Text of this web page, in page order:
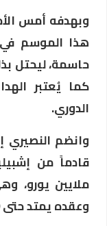
حاسمة، ليحتل
كما يُعتبر
الدوري.
وانضم النصيري
ملايين يورو،
وعقده يمتد حتى 2029.